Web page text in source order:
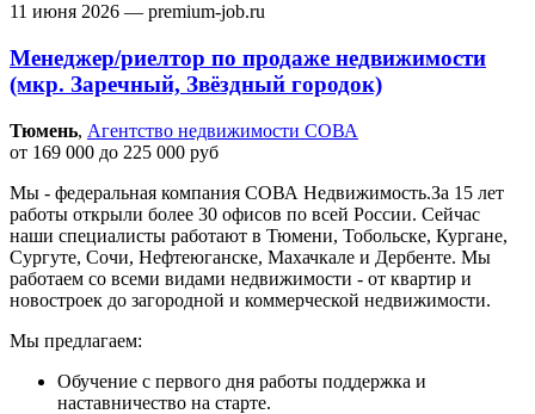
11 июня 2026 — premium-job.ru
Менеджер/риелтор по продаже недвижимости
(мкр. Заречный, Звёздный городок)
Тюмень‎, Агентство недвижимости СОВА
от 169 000 до 225 000 руб
Мы - федеральная компания СОВА Недвижимость.За 15 лет
работы открыли более 30 офисов по всей России. Сейчас
наши специалисты работают в Тюмени, Тобольске, Кургане,
Сургуте, Сочи, Нефтеюганске, Махачкале и Дербенте. Мы
работаем со всеми видами недвижимости - от квартир и
новостроек до загородной и коммерческой недвижимости.
Мы предлагаем:
Обучение с первого дня работы поддержка и
наставничество на старте.